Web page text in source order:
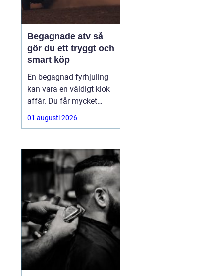
Begagnade atv så
gör du ett tryggt och
smart köp
En begagnad fyrhjuling
kan vara en väldigt klok
affär. Du får mycket
funktion för pengarna
och slipper den största
ofta kommer direkt när
en maskin är ny.
Samtidigt kräver ett
andrahandsköp mer
eftertanke. Den som vill
köpa
01 augusti 2026